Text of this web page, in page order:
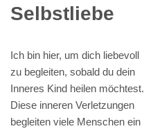
Selbstliebe
Ich bin hier, um dich liebevoll
zu begleiten, sobald du dein
Inneres Kind heilen möchtest.
Diese inneren Verletzungen
begleiten viele Menschen ein